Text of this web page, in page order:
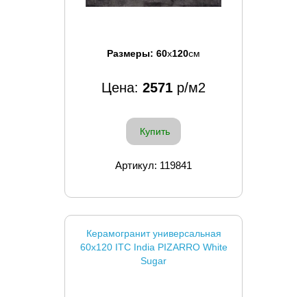
Размеры: 60x120см
Цена: 2571 р/м2
Купить
Артикул: 119841
Керамогранит универсальная
60x120 ITC India PIZARRO White
Sugar